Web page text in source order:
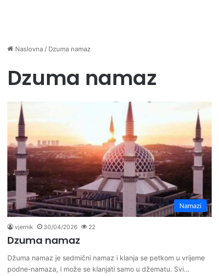
Naslovna / Dzuma namaz
Dzuma namaz
Namazi
vjernik 30/04/2026 22
Dzuma namaz
Džuma namaz je sedmični namaz i klanja se petkom u vrijeme
podne-namaza, i može se klanjati samo u džematu. Svi…